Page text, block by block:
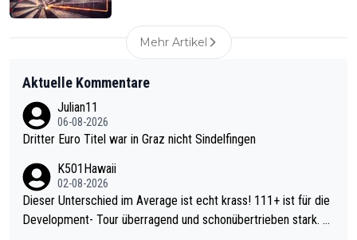
Mehr Artikel
Aktuelle Kommentare
Julian11
06-08-2026
Dritter Euro Titel war in Graz nicht Sindelfingen
K501Hawaii
02-08-2026
Dieser Unterschied im Average ist echt krass! 111+ ist für die
Development- Tour überragend und schonübertrieben stark. U